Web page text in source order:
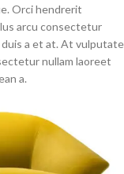
Orci hendrerit
arcu consectetur
a et at. At vulputate
nullam laoreet
a.